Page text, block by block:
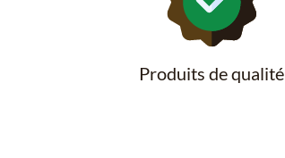
Produits de qualité